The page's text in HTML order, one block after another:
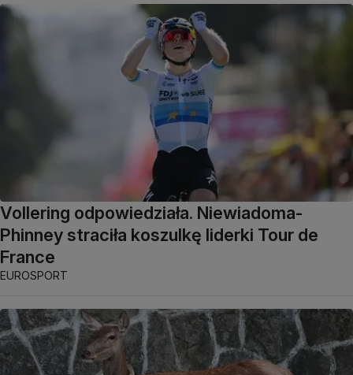
Vollering odpowiedziała. Niewiadoma-
Phinney straciła koszulkę liderki Tour de
France
EUROSPORT